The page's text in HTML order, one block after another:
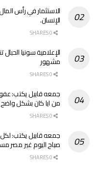
الاستثمار في رأس
الإنسان.
الإعلامية سونيا
مشهور
جمعه قابيل يكتب: عفوا
من ايا كان بشكل
جمعه قابيل يكتب:
صباح اليوم غير مصر